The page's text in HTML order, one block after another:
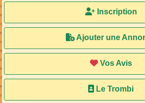
Inscription
Ajouter une
Vos Avis
Le Trombi